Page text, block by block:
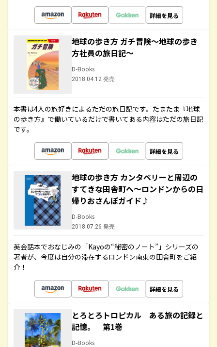
詳細を見る
地球の歩き方 ガチ冒険～地球の歩き
方社員の旅日記～
D-Books
2018.04.12 発売
本書は4人の旅好きによるただの旅日記です。たまたま『地球
の歩き方』で働いているだけで書いてある内容はただの旅日記
です。
詳細を見る
地球の歩き方 カンタベリーと周辺の
すてきな田舎町へ～ロンドンからの日
帰りおさんぽガイド♪
D-Books
2018.07.26 発売
英会話本でおなじみの「Kayoの“秘密のノート”」シリーズの
著者が、今度は自分の滞在するロンドン南東の田舎町をご紹
介！
詳細を見る
とろとろトロピカル ある旅の記録と
記憶。 第1巻
D-Books